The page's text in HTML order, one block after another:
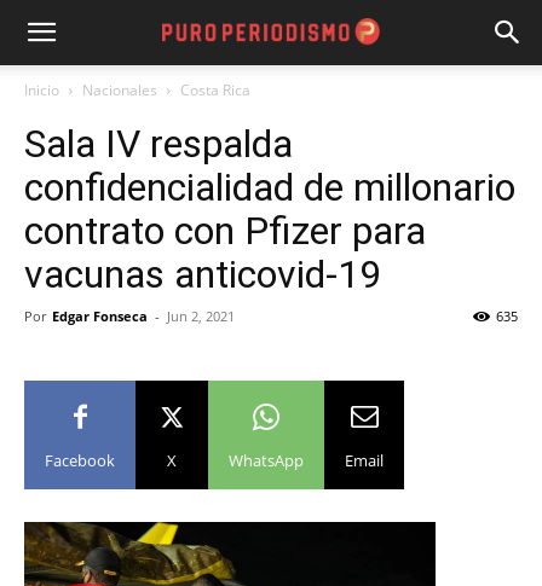
Inicio Nacionales Costa Rica
Sala IV respalda
confidencialidad de millonario
contrato con Pfizer para
vacunas anticovid-19
Por Edgar Fonseca - Jun 2, 2021 635
Facebook X WhatsApp Email